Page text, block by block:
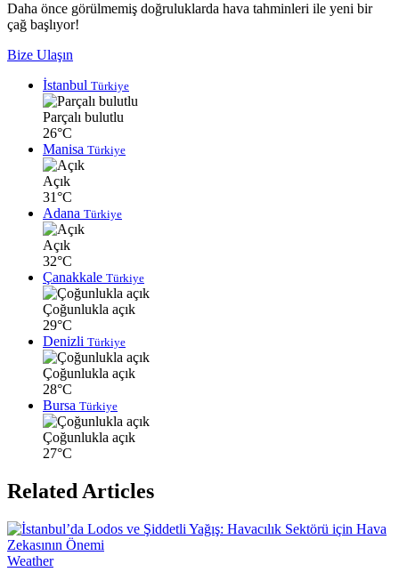
Daha önce görülmemiş doğruluklarda hava tahminleri ile yeni bir
çağ başlıyor!
Bize Ulaşın
İstanbul Türkiye
Parçalı bulutlu
26°C
Manisa Türkiye
Açık
31°C
Adana Türkiye
Açık
32°C
Çanakkale Türkiye
Çoğunlukla açık
29°C
Denizli Türkiye
Çoğunlukla açık
28°C
Bursa Türkiye
Çoğunlukla açık
27°C
Related Articles
Weather